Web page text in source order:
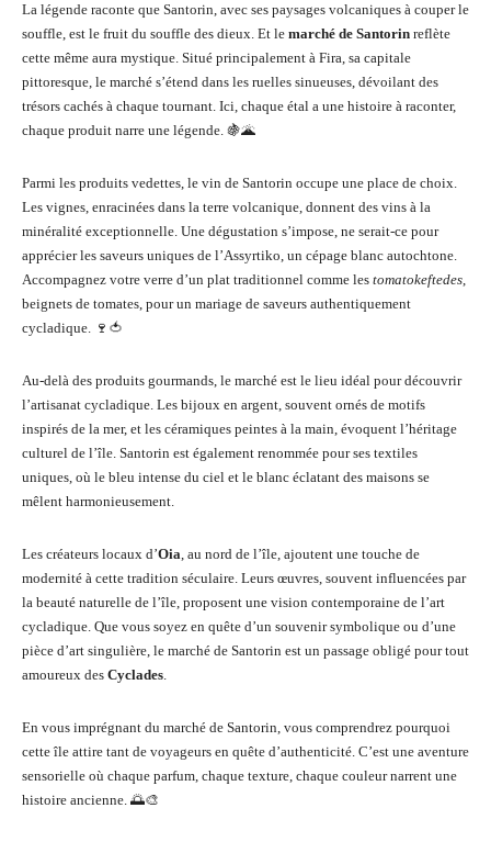
La légende raconte que Santorin, avec ses paysages volcaniques à couper le
souffle, est le fruit du souffle des dieux. Et le marché de Santorin reflète
cette même aura mystique. Situé principalement à Fira, sa capitale
pittoresque, le marché s’étend dans les ruelles sinueuses, dévoilant des
trésors cachés à chaque tournant. Ici, chaque étal a une histoire à raconter,
chaque produit narre une légende. 🍇🌋
Parmi les produits vedettes, le vin de Santorin occupe une place de choix.
Les vignes, enracinées dans la terre volcanique, donnent des vins à la
minéralité exceptionnelle. Une dégustation s’impose, ne serait-ce pour
apprécier les saveurs uniques de l’Assyrtiko, un cépage blanc autochtone.
Accompagnez votre verre d’un plat traditionnel comme les tomatokeftedes,
beignets de tomates, pour un mariage de saveurs authentiquement
cycladique. 🍷🍅
Au-delà des produits gourmands, le marché est le lieu idéal pour découvrir
l’artisanat cycladique. Les bijoux en argent, souvent ornés de motifs
inspirés de la mer, et les céramiques peintes à la main, évoquent l’héritage
culturel de l’île. Santorin est également renommée pour ses textiles
uniques, où le bleu intense du ciel et le blanc éclatant des maisons se
mêlent harmonieusement.
Les créateurs locaux d’Oia, au nord de l’île, ajoutent une touche de
modernité à cette tradition séculaire. Leurs œuvres, souvent influencées par
la beauté naturelle de l’île, proposent une vision contemporaine de l’art
cycladique. Que vous soyez en quête d’un souvenir symbolique ou d’une
pièce d’art singulière, le marché de Santorin est un passage obligé pour tout
amoureux des Cyclades.
En vous imprégnant du marché de Santorin, vous comprendrez pourquoi
cette île attire tant de voyageurs en quête d’authenticité. C’est une aventure
sensorielle où chaque parfum, chaque texture, chaque couleur narrent une
histoire ancienne. 🌅🎨